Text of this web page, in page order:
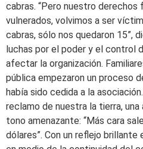
cabras. “Pero nuestro derechos
vulnerados, volvimos a ser
cabras, sólo nos quedaron 15”,
luchas por el poder y el control
afectar la organización.
pública empezaron un proceso
había sido cedida a la
reclamo de nuestra la tierra,
tono amenazante: “Más cara
dólares”. Con un reflejo brillante